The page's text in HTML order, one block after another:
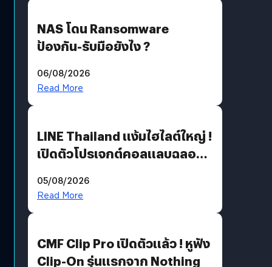
NAS โดน Ransomware
ป้องกัน-รับมือยังไง ?
06/08/2026
Read More
LINE Thailand แง้มไฮไลต์ใหญ่ !
เปิดตัวโปรเจกต์คอลแลบฉลอง
Moon x LINE FRIENDS
05/08/2026
Read More
CMF Clip Pro เปิดตัวแล้ว ! หูฟัง
Clip-On รุ่นแรกจาก Nothing